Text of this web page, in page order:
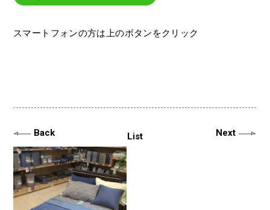
スマートフォンの方は上のボタンをクリック
Back Next
List